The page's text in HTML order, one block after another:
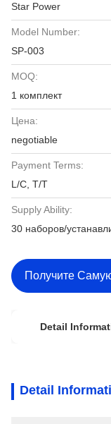
Star Power
Model Number:
SP-003
MOQ:
1 комплект
Цена:
negotiable
Payment Terms:
L/C, T/T
Supply Ability:
30 наборов/
Получите
Detail
Detail